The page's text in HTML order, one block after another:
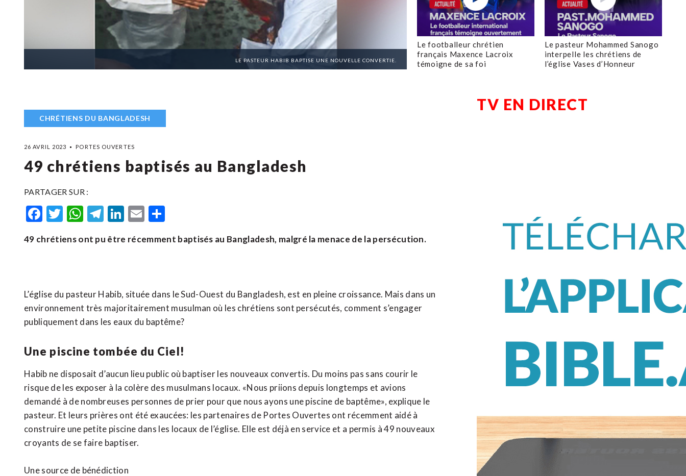
LE PASTEUR HABIB BAPTISE UNE NOUVELLE CONVERTIE.
Le footballeur chrétien
français Maxence Lacroix
témoigne de sa foi
Le pasteur Mohammed Sanogo
interpelle les chrétiens de
l’église Vases d’Honneur
CHRÉTIENS DU BANGLADESH
26 AVRIL 2023 PORTES OUVERTES
49 chrétiens baptisés au Bangladesh
PARTAGER SUR :
Facebook
Twitter
WhatsApp
Telegram
LinkedIn
Email
49 chrétiens ont pu être récemment baptisés au Bangladesh, malgré la menace de la persécution.
L’église du pasteur Habib, située dans le Sud-Ouest du Bangladesh, est en pleine croissance. Mais dans un
environnement très majoritairement musulman où les chrétiens sont persécutés, comment s’engager
publiquement dans les eaux du baptême?
Une piscine tombée du Ciel!
Habib ne disposait d’aucun lieu public où baptiser les nouveaux convertis. Du moins pas sans courir le
risque de les exposer à la colère des musulmans locaux. «Nous priions depuis longtemps et avions
demandé à de nombreuses personnes de prier pour que nous ayons une piscine de baptême», explique le
pasteur. Et leurs prières ont été exaucées: les partenaires de Portes Ouvertes ont récemment aidé à
construire une petite piscine dans les locaux de l’église. Elle est déjà en service et a permis à 49 nouveaux
croyants de se faire baptiser.
Une source de bénédiction
TV EN DIRECT